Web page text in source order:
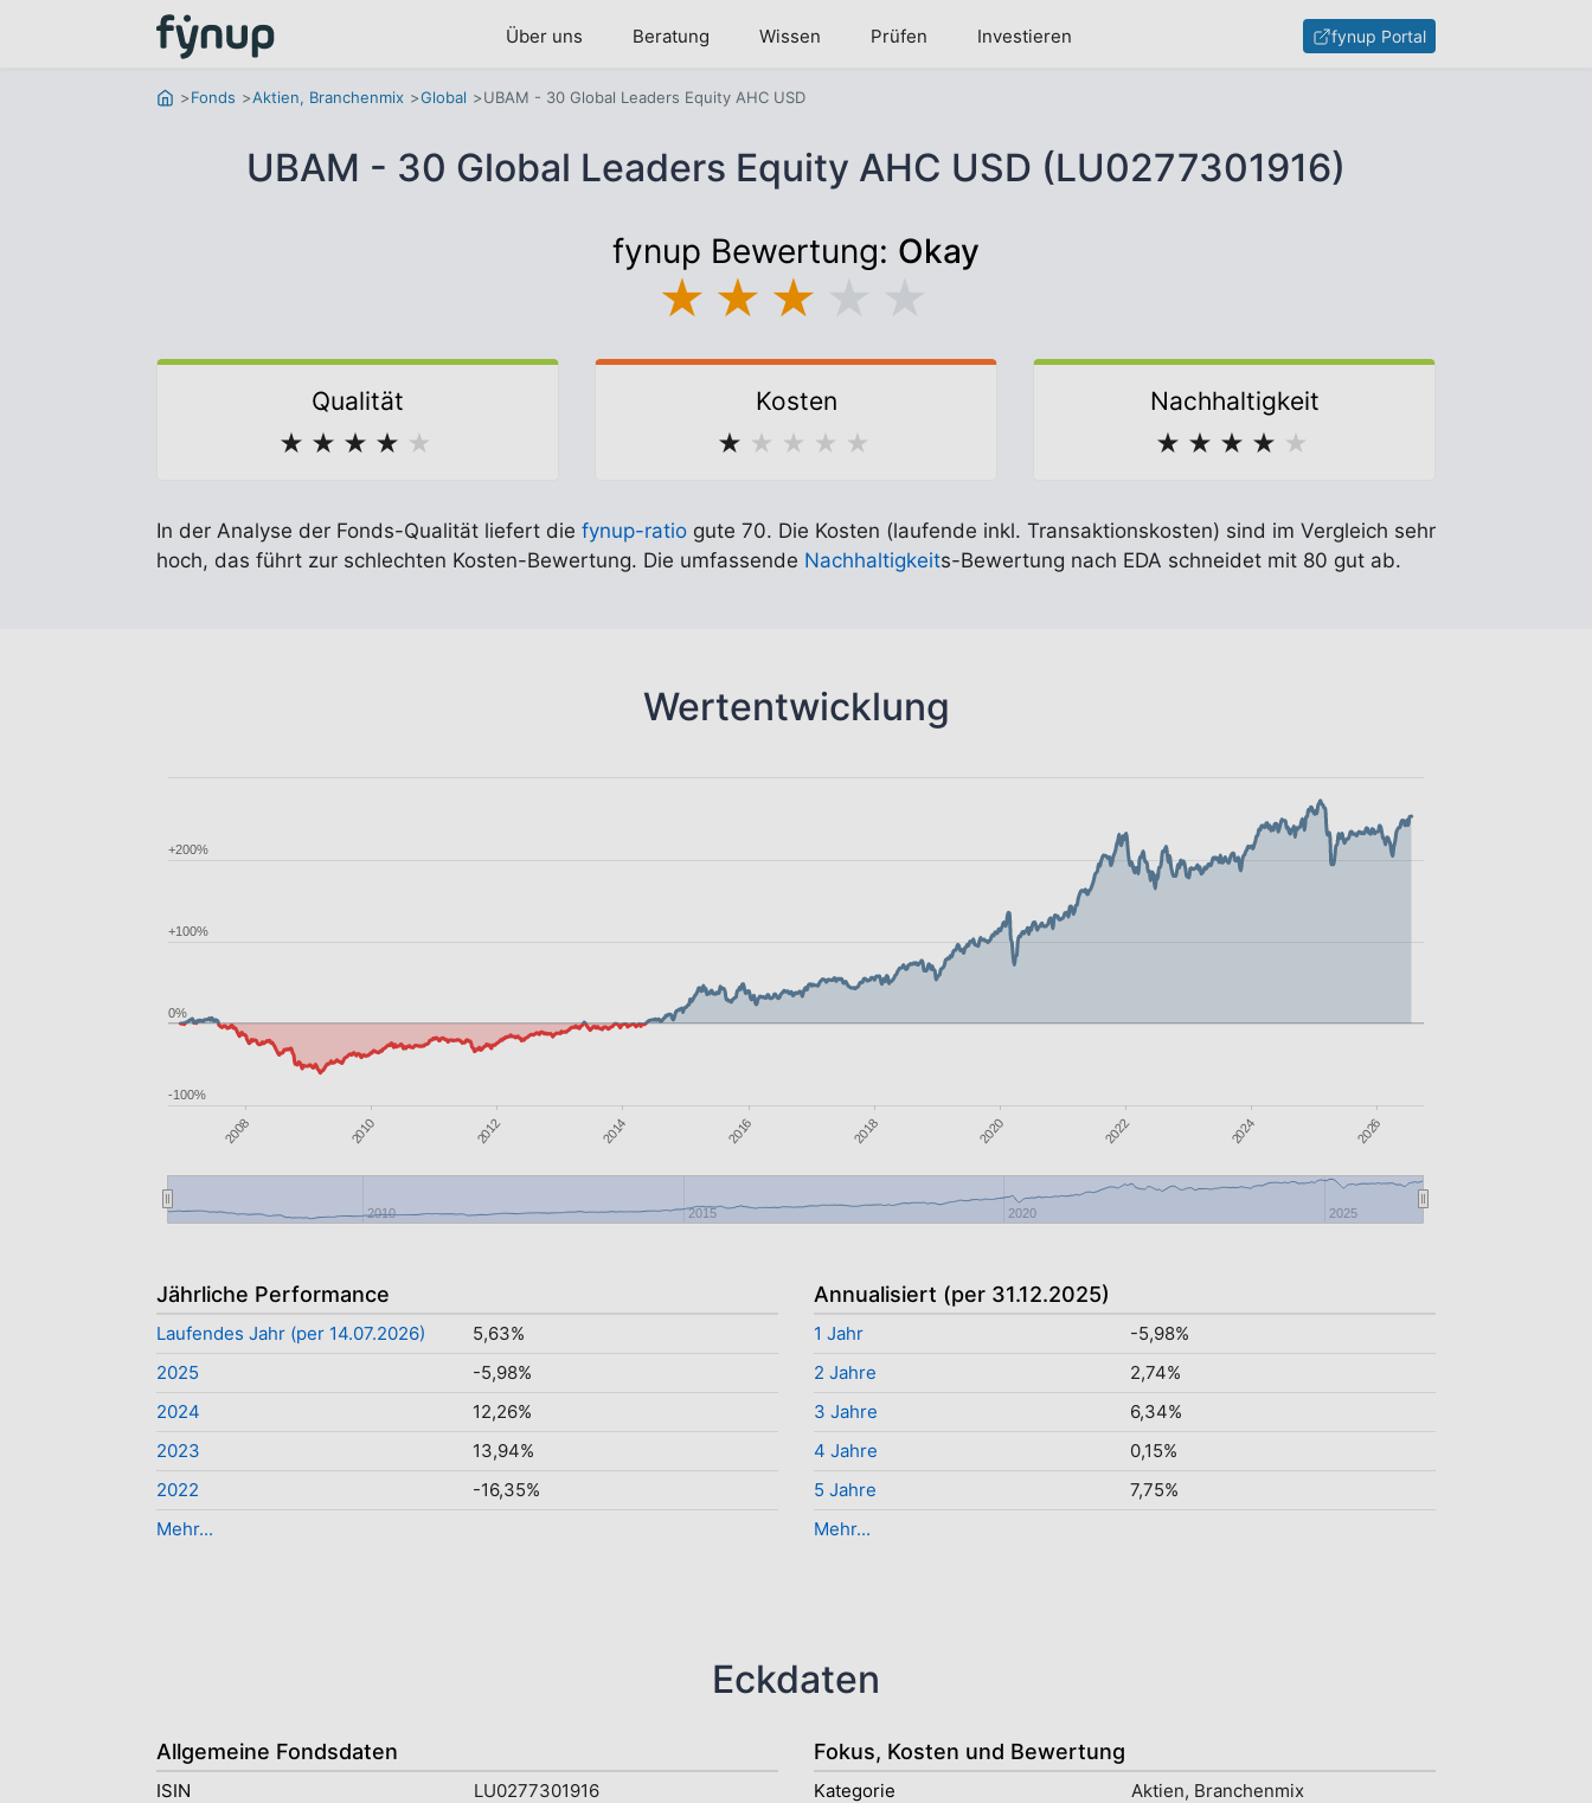
Über uns Beratung Wissen Prüfen Investieren fynup Portal
Fonds Aktien, Branchenmix Global UBAM - 30 Global Leaders Equity AHC USD
UBAM - 30 Global Leaders Equity AHC USD (LU0277301916)
fynup Bewertung: Okay
★ ★ ★
Qualität
★ ★ ★ ★ ★
Kosten
★ ★ ★ ★ ★
Nachhaltigkeit
★ ★ ★ ★ ★
In der Analyse der Fonds-Qualität liefert die fynup-ratio gute 70. Die Kosten (laufende inkl. Transaktionskosten) sind im Vergleich sehr
hoch, das führt zur schlechten Kosten-Bewertung. Die umfassende Nachhaltigkeits-Bewertung nach EDA schneidet mit 80 gut ab.
Wertentwicklung
2008 2010 2012 2014 2016 2018 2020 2022 2024 2026
2010 2015 2020 2025
-100%
0%
+100%
+200%
Jährliche Performance
Laufendes Jahr (per 14.07.2026)
5,63%
2025
-5,98%
2024
12,26%
2023
13,94%
2022
-16,35%
Mehr...
Annualisiert (per 31.12.2025)
1 Jahr
-5,98%
2 Jahre
2,74%
3 Jahre
6,34%
4 Jahre
0,15%
5 Jahre
7,75%
Mehr...
Eckdaten
Allgemeine Fondsdaten
ISIN
LU0277301916
Fokus, Kosten und Bewertung
Kategorie
Aktien, Branchenmix